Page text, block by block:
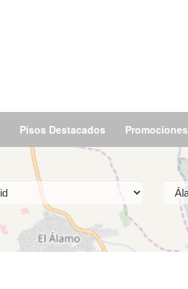
Pisos Destacados Promociones